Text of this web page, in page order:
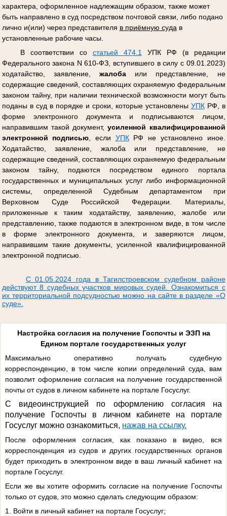
характера, оформленное надлежащим образом, также может
быть направлено в суд посредством почтовой связи, либо подано
лично и(или) через представителя в приёмную суда в
установленные рабочие часы.
В соответствии со статьей 474.1
УПК РФ (в редакции
Федерального закона N 610-ФЗ, вступившего в силу с 09.01.2023)
ходатайство, заявление, жалобаили представление, не
содержащие сведений, составляющих охраняемую федеральным
законом тайну, при наличии технической возможности могут быть
поданы в суд в порядке и сроки, которые установлены УПКРФ, в
форме электронного документа и подписываются лицом,
направившим такой документ,усиленной квалифицированной
электронной подписью , если УПКРФ не установлено иное.
Ходатайство, заявление, жалоба или представление, не
содержащие сведений, составляющих охраняемую федеральным
законом тайну, подаются посредством единого портала
государственных и муниципальных услуг либо информационной
системы, определенной Судебным департаментом при
Верховном Суде Российской Федерации. Материалы,
приложенные к таким ходатайству, заявлению, жалобе или
представлению, также подаются в электронном виде, в том числе
в форме электронного документа, и заверяются лицом,
направившим такие документы, усиленной квалифицированной
электронной подписью.
С 01.05.2024 года в Тагилстроевском судебном районе
действуют 8 судебных участков мировых судей. Ознакомиться с
их территориальной подсудностью можно на сайте в разделе «О
суде».
Настройка согласия на получение Госпочты и ЭЗП на
Едином портале государственных услуг
Максимально оперативно получать судебную
корреспонденцию, в том числе копии определений суда, вам
позволит оформление согласия на получение государственной
почты от судов в личном кабинете на портале Госуслуг.
С видеоинструкцией по оформлению согласия на
получение Госпочты в личном кабинете на портале
Госуслуг можно ознакомиться, нажав на ссылку.
После оформления согласия, как показано в видео, вся
корреспонденция из судов и других государственных органов
будет приходить в электронном виде в ваш личный кабинет на
портале Госуслуг.
Если же вы хотите оформить согласие на получение Госпочты
только от судов, это можно сделать следующим образом:
1. Войти в личный кабинет на портале Госуслуг;